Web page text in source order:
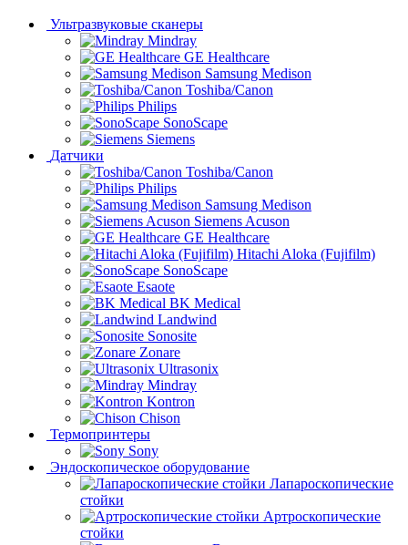
Ультразвуковые сканеры
Mindray
GE Healthcare
Samsung Medison
Toshiba/Canon
Philips
SonoScape
Siemens
Датчики
Toshiba/Canon
Philips
Samsung Medison
Siemens Acuson
GE Healthcare
Hitachi Aloka (Fujifilm)
SonoScape
Esaote
BK Medical
Landwind
Sonosite
Zonare
Ultrasonix
Mindray
Kontron
Chison
Термопринтеры
Sony
Эндоскопическое оборудование
Лапароскопические
стойки
Артроскопические
стойки